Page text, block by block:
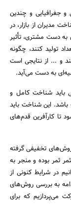
و جغرافیایی و چندین
مدیران از بازار، در
به دست مشتری، تأثیر
تولید کنند، چگونه
و ... از نتایجی است
باید شناخت کامل و
باشد. این شناخت باید
تا کارآفرین قدم‌های
روش‌های تخفیفی گرفته
ثمر بوده و منجر به
در شرایط کنونی از
به بررسی روش‌های
می‌پردازیم که برای